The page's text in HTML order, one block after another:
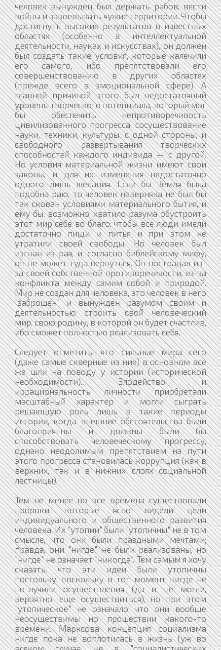
человек вынужден был держать рабов, вести
войны и завоевывать чужие территории. Чтобы
достигнуть высоких результатов в известных
областях (особенно в интеллектуальной
деятельности, науках и искусствах), он должен
был создать такие условия, которые калечили
его самого, ибо препятствовали его
совершенствованию в других областях
(прежде всего в эмоциональной сфере). А
главной причиной этого был недостаточный
уровень творческого потенциала, который мог
бы обеспечить непротиворечивость
цивилизованного прогресса, сосуществование
науки, техники, культуры, с одной стороны, и
свободного развертывания творческих
способностей каждого индивида — с другой.
Но условия материальной жизни имеют свои
законы, и для их изменения недостаточно
одного лишь желания. Если бы Земля была
подобна раю, то человек наверняка не был бы
так скован условиями материального бытия, и
ему бы, возможно, хватило разума обустроить
этот мир себе во благо: чтобы все люди имели
достаточно пищи и питья и при этом не
утратили своей свободы. Но человек был
изгнан из рая, и, согласно библейскому мифу,
он не может туда вернуться. Он пострадал из-
за своей собственной противоречивости, из-за
конфликта между самим собой и природой.
Мир не создан для человека, это человек в него
"заброшен" и вынужден разумом своим и
деятельностью строить свой человеческий
мир, свою родину, в которой он будет счастлив,
ибо сможет полностью реализовать себя.
Следует отметить, что сильные мира сего
(даже самые скверные из них) в основном все
же шли на поводу у истории (исторической
необходимости). Злодейство и
иррациональность личности приобретали
масштабный характер и могли сыграть
решающую роль лишь в такие периоды
истории, когда внешние обстоятельства были
благоприятны и должны были бы
способствовать человеческому прогрессу,
однако неодолимым препятствием на пути
этого прогресса становилась коррупция (как в
верхних, так и в нижних слоях социальной
лестницы).
Тем не менее во все времена существовали
пророки, которые ясно видели цели
индивидуального и общественного развития
человека. Их "утопии" были "утопичны" не в том
смысле, что они были праздными мечтами;
правда, они "нигде" не были реализованы, но
"нигде" не означает "никогда". Тем самым я хочу
сказать, что эти идеи были утопичны
постольку, поскольку в тот момент нигде не
по-лучили осуществления (да и не могли,
вероятно, еще осуществиться), но при этом
"утопическое" не означало, что они вообще
неосуществимы но прошествии какого-то
времени. Марксова концепция социализма
нигде пока не воплотилась в жизнь (уж во
всяком случае, не в "социалистических